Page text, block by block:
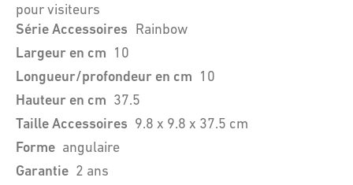
pour visiteurs
Série Accessoires Rainbow
Largeur en cm 10
Longueur/profondeur en cm 10
Hauteur en cm 37.5
Taille Accessoires 9.8 x 9.8 x 37.5 cm
Forme angulaire
Garantie 2 ans